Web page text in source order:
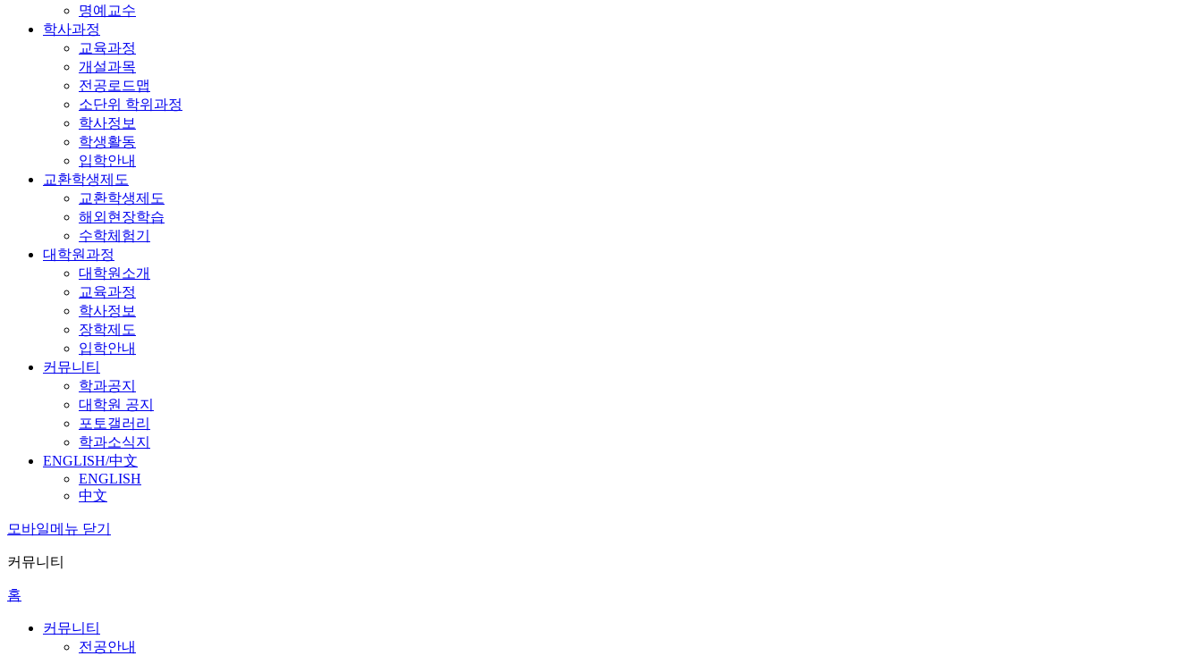
명예교수
학사과정
교육과정
개설과목
전공로드맵
소단위 학위과정
학사정보
학생활동
입학안내
교환학생제도
교환학생제도
해외현장학습
수학체험기
대학원과정
대학원소개
교육과정
학사정보
장학제도
입학안내
커뮤니티
학과공지
대학원 공지
포토갤러리
학과소식지
ENGLISH/中文
ENGLISH
中文
모바일메뉴 닫기
커뮤니티
홈
커뮤니티
전공안내